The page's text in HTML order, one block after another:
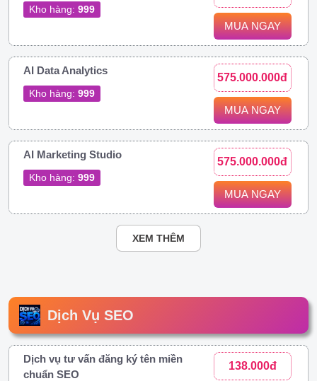
Kho hàng: 999
MUA NGAY
AI Data Analytics
Kho hàng: 999
575.000.000đ
MUA NGAY
AI Marketing Studio
Kho hàng: 999
575.000.000đ
MUA NGAY
XEM THÊM
Dịch Vụ SEO
Dịch vụ tư vấn đăng ký tên miền
chuẩn SEO
138.000đ